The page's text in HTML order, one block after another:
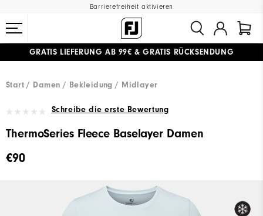
Barrierefreiheit aktivieren
GRATIS LIEFERUNG AB 99€ &GRATIS RÜCKSENDUNG
Start Damen Bekleidung Midlayer
Schreibe die erste Bewertung
ThermoSeries Fleece Baselayer Damen
€90